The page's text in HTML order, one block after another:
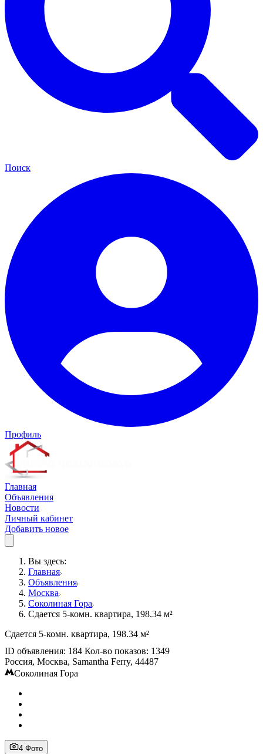
Поиск
Профиль
Главная
Объявления
Новости
Личный кабинет
Добавить новое
Вы здесь:
Главная
Объявления
Москва
Соколиная Гора
Сдается 5-комн. квартира, 198.34 м²
Сдается 5-комн. квартира, 198.34 м²
ID объявления: 184 Кол-во показов: 1349
Россия, Москва, Samantha Ferry, 44487
Соколиная Гора
4 Фото